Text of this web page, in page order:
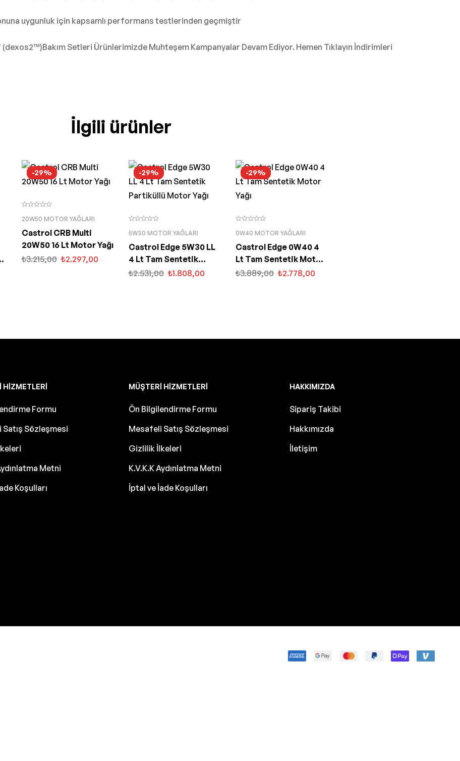
uygunluk için kapsamlı performans testlerinden geçmiştir
(dexos2™)Bakım Setleri Ürünlerimizde Muhteşem Kampanyalar Devam Ediyor. Hemen Tıklayın İndirimleri
İlgili ürünler
-29%
20W50 MOTOR YAĞLARI
Castrol CRB Multi
20W50 16 Lt Motor Yağı
₺3.215,00 ₺2.297,00
-29%
5W30 MOTOR YAĞLARI
Castrol Edge 5W30 LL
4 Lt Tam Sentetik
Partiküllü Motor Yağı
₺2.531,00 ₺1.808,00
-29%
0W40 MOTOR YAĞLARI
Castrol Edge 0W40 4
Lt Tam Sentetik Motor
Yağı
₺3.889,00 ₺2.778,00
HIZMETLERI
Formu
Sözleşmesi
Metni
Koşulları
MÜŞTERI HIZMETLERI
Ön Bilgilendirme Formu
Mesafeli Satış Sözleşmesi
Gizlilik İlkeleri
K.V.K.K Aydınlatma Metni
İptal ve İade Koşulları
HAKKIMIZDA
Sipariş Takibi
Hakkımızda
İletişim